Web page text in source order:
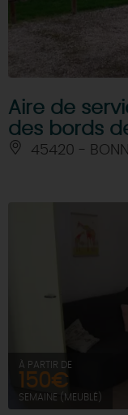
Aire de
des bords
45420 -
À PARTIR DE
150€
SEMAINE (MEUBLÉ)